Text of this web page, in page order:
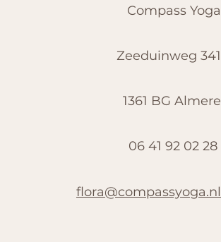
Compass Yoga
Zeeduinweg 341
1361 BG Almere
06 41 92 02 28
flora@compassyoga.nl